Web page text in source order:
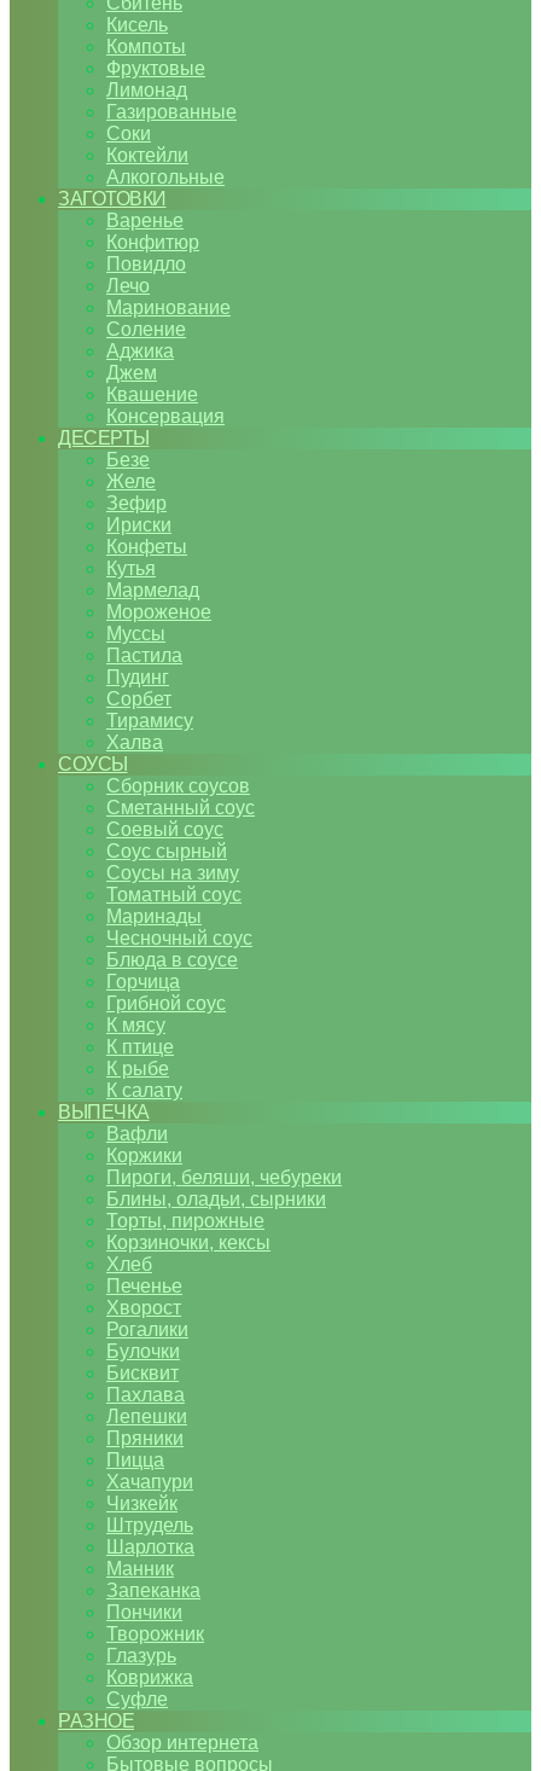
Кисель
Компоты
Фруктовые
Лимонад
Газированные
Соки
Коктейли
Алкогольные
ЗАГОТОВКИ
Варенье
Конфитюр
Повидло
Лечо
Маринование
Соление
Аджика
Джем
Квашение
Консервация
ДЕСЕРТЫ
Безе
Желе
Зефир
Ириски
Конфеты
Кутья
Мармелад
Мороженое
Муссы
Пастила
Пудинг
Сорбет
Тирамису
Халва
СОУСЫ
Сборник соусов
Сметанный соус
Соевый соус
Соус сырный
Соусы на зиму
Томатный соус
Маринады
Чесночный соус
Блюда в соусе
Горчица
Грибной соус
К мясу
К птице
К рыбе
К салату
ВЫПЕЧКА
Вафли
Коржики
Пироги, беляши, чебуреки
Блины, оладьи, сырники
Торты, пирожные
Корзиночки, кексы
Хлеб
Печенье
Хворост
Рогалики
Булочки
Бисквит
Пахлава
Лепешки
Пряники
Пицца
Хачапури
Чизкейк
Штрудель
Шарлотка
Манник
Запеканка
Пончики
Творожник
Глазурь
Коврижка
Суфле
РАЗНОЕ
Обзор интернета
Бытовые вопросы